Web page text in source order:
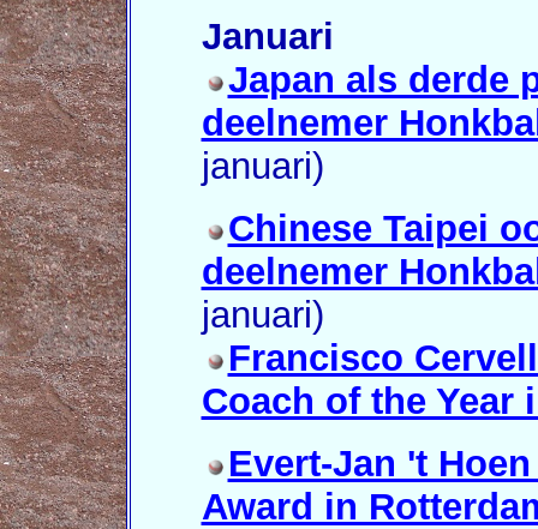
Januari
Japan als derde
deelnemer
januari)
Chinese Taipei
deelnemer
januari)
Francisco
Coach of the Year
Evert-Jan 't
Award in